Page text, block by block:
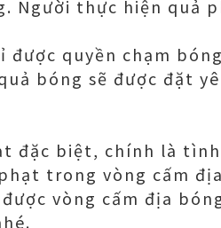
Người thực hiện quả
được quyền chạm
bóng sẽ được đặt
đặc biệt, chính là
trong vòng cấm
vòng cấm địa